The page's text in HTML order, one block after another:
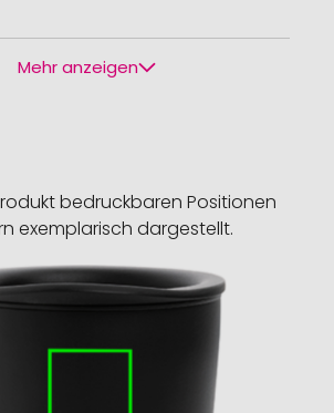
Mehr anzeigen
bedruckbaren Positionen
exemplarisch dargestellt.